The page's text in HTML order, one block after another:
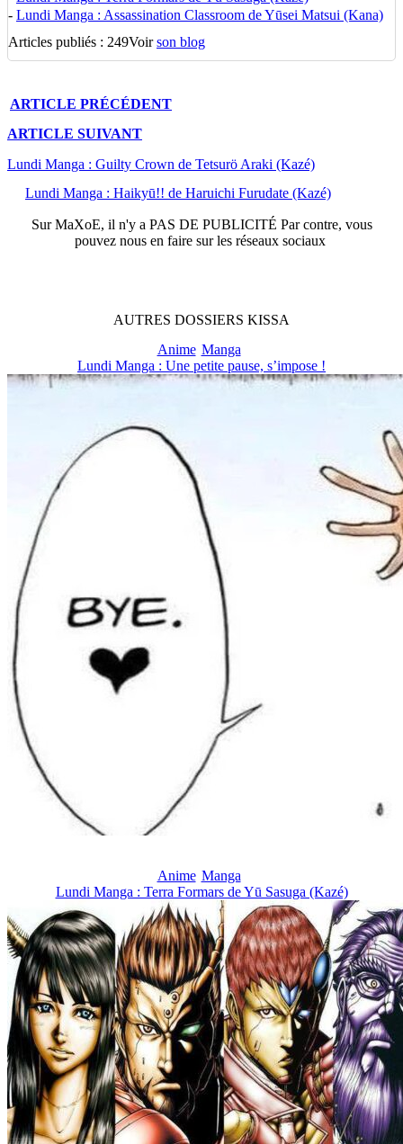
- Lundi Manga : Assassination Classroom de Yūsei Matsui (Kana)
Articles publiés : 249Voirson blog
ARTICLE PRÉCÉDENT
ARTICLE SUIVANT
Lundi Manga : Guilty Crown de Tetsurö Araki (Kazé)
Lundi Manga : Haikyū!! de Haruichi Furudate (Kazé)
SurMaXoE, il n'y a PAS DE PUBLICITÉ Par contre, vous
pouvez nous en faire sur les réseaux sociaux
AUTRES DOSSIERS KISSA
Anime Manga
Lundi Manga : Une petite pause, s’impose !
Anime Manga
Lundi Manga : Terra Formars de Yū Sasuga (Kazé)